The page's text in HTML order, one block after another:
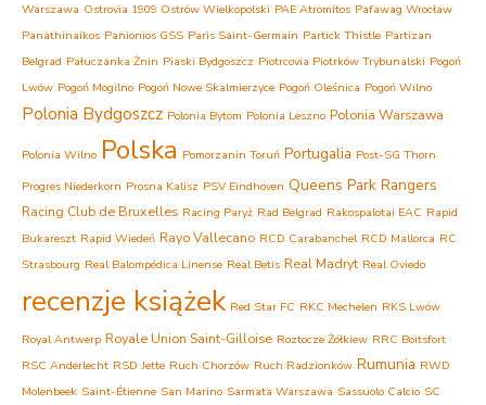
Warszawa Ostrovia 1909 Ostrów Wielkopolski PAE Atromitos Pafawag Wrocław
Panathinaikos Panionios GSS Paris Saint-Germain Partick Thistle Partizan
Belgrad Pałuczanka Żnin Piaski Bydgoszcz Piotrcovia Piotrków Trybunalski Pogoń
Lwów Pogoń Mogilno Pogoń Nowe Skalmierzyce Pogoń Oleśnica Pogoń Wilno
Polonia Bydgoszcz Polonia Bytom Polonia Leszno Polonia Warszawa
Polonia Wilno Polska Pomorzanin Toruń Portugalia Post-SG Thorn
Progres Niederkorn Prosna Kalisz PSV Eindhoven Queens Park Rangers
Racing Club de Bruxelles Racing Paryż Rad Belgrad Rakospalotai EAC Rapid
Bukareszt Rapid Wiedeń Rayo Vallecano RCD Carabanchel RCD Mallorca RC
Strasbourg Real Balompédica Linense Real Betis Real Madryt Real Oviedo
recenzje książek Red Star FC RKC Mechelen RKS Lwów
Royal Antwerp Royale Union Saint-Gilloise Roztocze Żółkiew RRC Boitsfort
RSC Anderlecht RSD Jette Ruch Chorzów Ruch Radzionków Rumunia RWD
Molenbeek Saint-Étienne San Marino Sarmata Warszawa Sassuolo Calcio SC